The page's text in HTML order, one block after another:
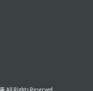
All Rights Reserved.